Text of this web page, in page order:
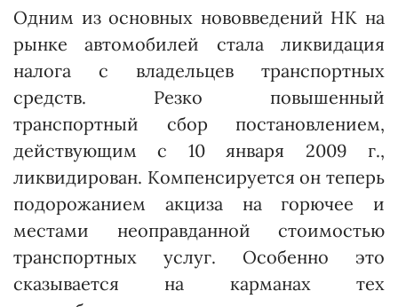
Одним из основных нововведений НК на
рынке автомобилей стала ликвидация
налога с владельцев транспортных
средств. Резко повышенный
транспортный сбор постановлением,
действующим с 10 января 2009 г.,
ликвидирован. Компенсируется он теперь
подорожанием акциза на горючее и
местами неоправданной стоимостью
транспортных услуг. Особенно это
сказывается на карманах тех